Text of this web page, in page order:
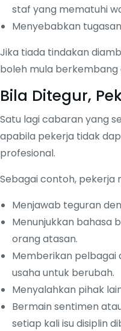
staf yang mematuhi
Menyebabkan
Jika tiada tindakan
boleh mula berkembang
Bila Ditegur,
Satu lagi cabaran yang
apabila pekerja tidak
profesional.
Sebagai contoh, pekerja
Menjawab teguran
Menunjukkan bahasa
orang atasan.
Memberikan pelbagai
usaha untuk berubah.
Menyalahkan pihak
Bermain sentimen
setiap kali isu disiplin